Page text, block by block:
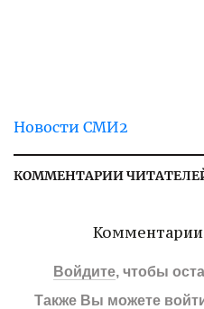
Новости СМИ2
КОММЕНТАРИИ
Комментарии
Войдите, чтобы
Также Вы можете